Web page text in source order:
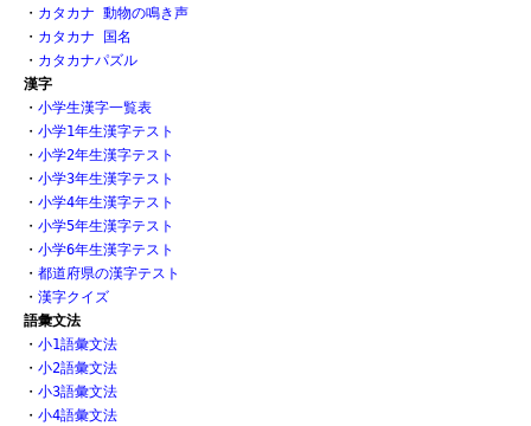
・ カタカナ 動物の鳴き声
・ カタカナ 国名
・ カタカナパズル
漢字
・ 小学生漢字一覧表
・ 小学1年生漢字テスト
・ 小学2年生漢字テスト
・ 小学3年生漢字テスト
・ 小学4年生漢字テスト
・ 小学5年生漢字テスト
・ 小学6年生漢字テスト
・ 都道府県の漢字テスト
・ 漢字クイズ
語彙文法
・ 小1語彙文法
・ 小2語彙文法
・ 小3語彙文法
・ 小4語彙文法